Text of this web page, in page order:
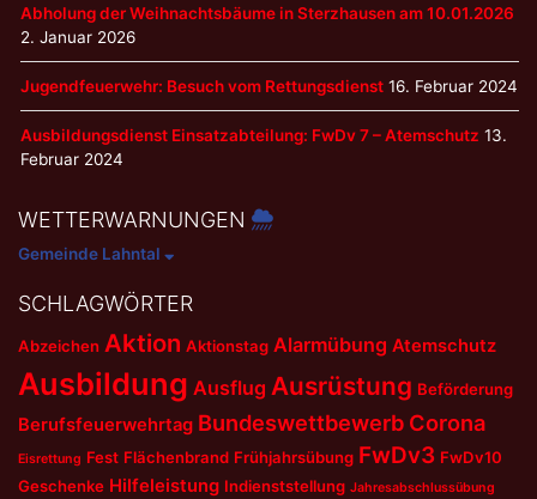
Abholung der Weihnachtsbäume in Sterzhausen am 10.01.2026
2. Januar 2026
Jugendfeuerwehr: Besuch vom Rettungsdienst 16. Februar 2024
Ausbildungsdienst Einsatzabteilung: FwDv 7 – Atemschutz 13.
Februar 2024
WETTERWARNUNGEN
Gemeinde Lahntal
SCHLAGWÖRTER
Abzeichen Aktion Aktionstag Alarmübung Atemschutz
Ausbildung Ausflug Ausrüstung Beförderung
Berufsfeuerwehrtag Bundeswettbewerb Corona
Eisrettung Fest Flächenbrand Frühjahrsübung FwDv3 FwDv10
Geschenke Hilfeleistung Indienststellung Jahresabschlussübung